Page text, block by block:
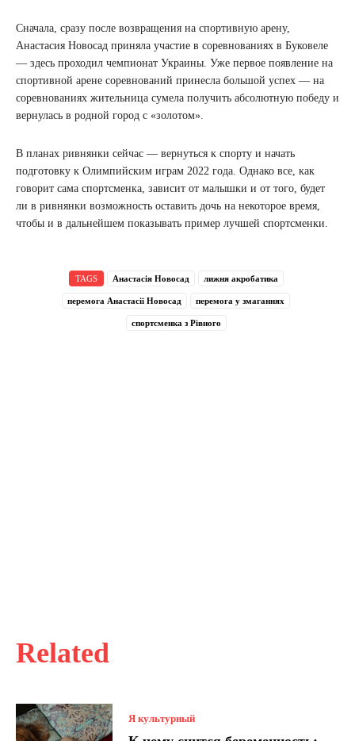
Related
Я культурный
Сначала, сразу после возвращения на спортивную арену,
Анастасия Новосад приняла участие в соревнованиях в Буковеле
— здесь проходил чемпионат Украины. Уже первое появление на
спортивной арене соревнований принесла большой успех — на
соревнованиях жительница сумела получить абсолютную победу и
вернулась в родной город с «золотом».
В планах ривнянки сейчас — вернуться к спорту и начать
подготовку к Олимпийским играм 2022 года. Однако все, как
говорит сама спортсменка, зависит от малышки и от того, будет
ли в ривнянки возможность оставить дочь на некоторое время,
чтобы и в дальнейшем показывать пример лучшей спортсменки.
TAGS Анастасія Новосад лижня акробатика
перемога Анастасії Новосад перемога у змаганнях
спортсменка з Рівного